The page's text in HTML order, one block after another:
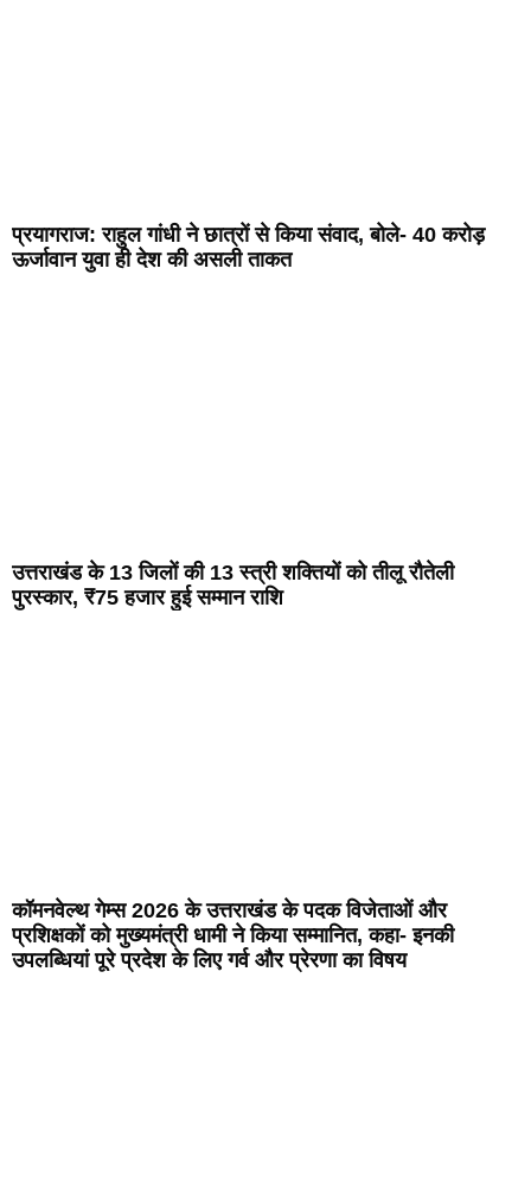
प्रयागराज: राहुल गांधी ने छात्रों से किया संवाद, बोले- 40 करोड़
ऊर्जावान युवा ही देश की असली ताकत
उत्तराखंड के 13 जिलों की 13 स्त्री शक्तियों को तीलू रौतेली
पुरस्कार, ₹75 हजार हुई सम्मान राशि
कॉमनवेल्थ गेम्स 2026 के उत्तराखंड के पदक विजेताओं और
प्रशिक्षकों को मुख्यमंत्री धामी ने किया सम्मानित, कहा- इनकी
उपलब्धियां पूरे प्रदेश के लिए गर्व और प्रेरणा का विषय